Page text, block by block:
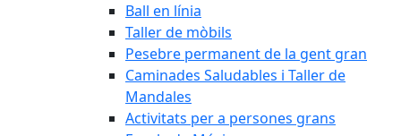
Ball en línia
Taller de mòbils
Pesebre permanent de la gent gran
Caminades Saludables i Taller de
Mandales
Activitats per a persones grans